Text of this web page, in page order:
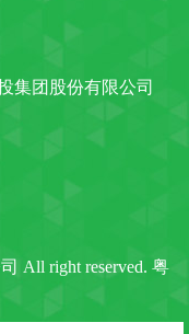
集团股份有限公司
All right reserved. 粤